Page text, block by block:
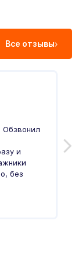
Все отзывы
Обзвонил
и
без